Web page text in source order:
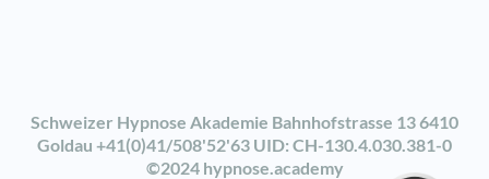
Schweizer Hypnose Akademie Bahnhofstrasse 13 6410
Goldau +41(0)41/508'52'63 UID: CH-130.4.030.381-0
©2024 hypnose.academy
100
%
Empfehlungen auf
ProvenExpert.com
SEHR GUT